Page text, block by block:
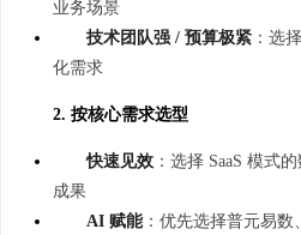
业务场景
技术团队强 / 预算极紧 ：选
化需求
2. 按核心需求选型
快速见效 ：选择 SaaS 模式
成果
AI 赋能：优先选择普元易数